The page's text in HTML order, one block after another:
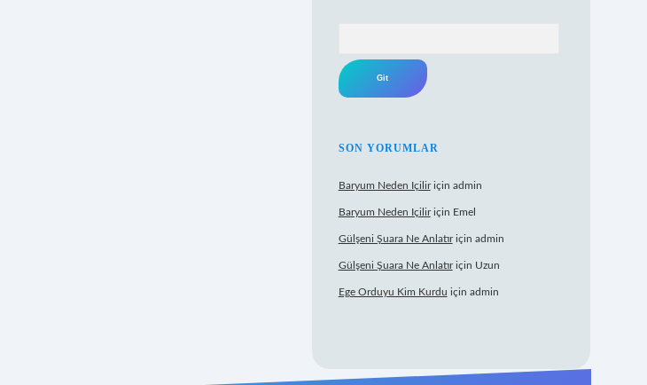
SON YORUMLAR
Baryum Neden Içiliriçin admin
Baryum Neden Içiliriçin Emel
Gülşeni Şuara Ne Anlatıriçin admin
Gülşeni Şuara Ne Anlatıriçin Uzun
Ege Orduyu Kim Kurdu için admin